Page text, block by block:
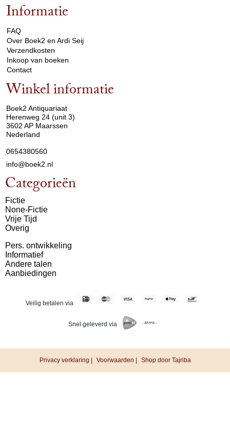
Informatie
FAQ
Over Boek2 en Ardi Seij
Verzendkosten
Inkoop van boeken
Contact
Winkel informatie
Boek2 Antiquariaat
Herenweg 24 (unit 3)
3602 AP Maarssen
Nederland
0654380560
info@boek2.nl
Categorieën
Fictie
None-Fictie
Vrije Tijd
Overig
Pers. ontwikkeling
Informatief
Andere talen
Aanbiedingen
Veilig betalen via
Snel geleverd via
Privacy verklaring | Voorwaarden | Shop door Tajriba